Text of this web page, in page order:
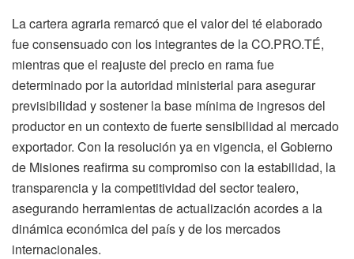
La cartera agraria remarcó que el valor del té elaborado
fue consensuado con los integrantes de la CO.PRO.TÉ,
mientras que el reajuste del precio en rama fue
determinado por la autoridad ministerial para asegurar
previsibilidad y sostener la base mínima de ingresos del
productor en un contexto de fuerte sensibilidad al mercado
exportador. Con la resolución ya en vigencia, el Gobierno
de Misiones reafirma su compromiso con la estabilidad, la
transparencia y la competitividad del sector tealero,
asegurando herramientas de actualización acordes a la
dinámica económica del país y de los mercados
internacionales.